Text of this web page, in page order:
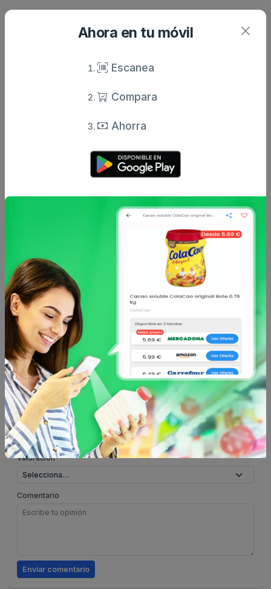
Evolución anual de precios
la inflación anual de este producto.
Comparativa con IPC
No hay suficientes datos para la comparativa con
Análisis del año 2026
Transcurrido 60% del año
Este producto ha mantenido un ritmo de inflación
por debajo del IPC general en lo que va de año.
Comentarios Opiniones de usuarios
Aún no hay comentarios.
Escribe tu comentario
Nombre
Valoración
Comentario
Enviar comentario
Ahora en tu móvil
Escanea
Compara
Ahorra